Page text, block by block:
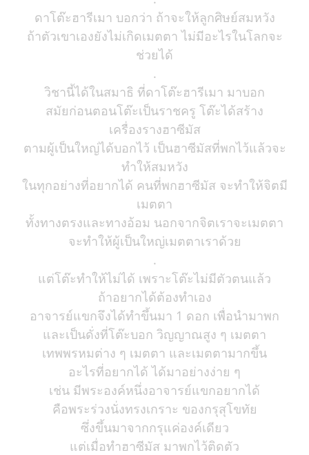
ดาโต๊ะฮารีเมา บอกว่า ถ้าจะให้ลูกศิษย์สมหวัง
ถ้าตัวเขาเองยังไม่เกิดเมตตา ไม่มีอะไรในโลกจะ
ช่วยได้
.
วิชานี้ได้ในสมาธิ ที่ดาโต๊ะฮารีเมา มาบอก
สมัยก่อนตอนโต๊ะเป็นราชครู โต๊ะได้สร้าง
เครื่องรางฮาซีมัส
ตามผู้เป็นใหญ่ได้บอกไว้ เป็นฮาซีมัสที่พกไว้แล้วจะ
ทำให้สมหวัง
ในทุกอย่างที่อยากได้ คนที่พกฮาซีมัส จะทำให้จิตมี
เมตตา
ทั้งทางตรงและทางอ้อม นอกจากจิตเราจะเมตตา
จะทำให้ผู้เป็นใหญ่เมตตาเราด้วย
.
แต่โต๊ะทำให้ไม่ได้ เพราะโต๊ะไม่มีตัวตนแล้ว
ถ้าอยากได้ต้องทำเอง
อาจารย์แขกจึงได้ทำขึ้นมา 1 ดอก เพื่อนำมาพก
และเป็นดั่งที่โต๊ะบอก วิญญาณสูง ๆ เมตตา
เทพพรหมต่าง ๆ เมตตา และเมตตามากขึ้น
อะไรที่อยากได้ ได้มาอย่างง่าย ๆ
เช่น มีพระองค์หนึ่งอาจารย์แขกอยากได้
คือพระร่วงนั่งทรงเกราะ ของกรุสุโขทัย
ซึ่งขึ้นมาจากกรุแค่องค์เดียว
แต่เมื่อทำฮาซีมัส มาพกไว้ติดตัว